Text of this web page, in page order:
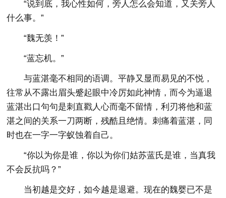
“说到底，我心性如何，旁人怎么会知道，又关旁人
什么事。”
“魏无羡！”
“蓝忘机。”
与蓝湛毫不相同的语调。平静又显而易见的不悦，
往常从不露出眉头蹙起眼中冷厉如此神情，而今为逼退
蓝湛出口句句是刺直戳人心而毫不留情，利刃将他和蓝
湛之间的关系一刀两断，残酷且绝情。刺痛着蓝湛，同
时也在一字一字蚁蚀着自己。
“你以为你是谁，你以为你们姑苏蓝氏是谁，当真我
不会反抗吗？”
当初越是交好，如今越是退避。现在的魏婴已不是